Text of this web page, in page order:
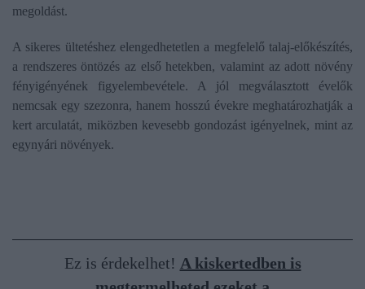
megoldást.
A sikeres ültetéshez elengedhetetlen a megfelelő talaj-előkészítés,
a rendszeres öntözés az első hetekben, valamint az adott növény
fényigényének figyelembevétele. A jól megválasztott évelők
nemcsak egy szezonra, hanem hosszú évekre meghatározhatják a
kert arculatát, miközben kevesebb gondozást igényelnek, mint az
egynyári növények.
Ez is érdekelhet! A kiskertedben is